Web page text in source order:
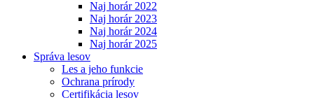
Naj horár 2022
Naj horár 2023
Naj horár 2024
Naj horár 2025
Správa lesov
Les a jeho funkcie
Ochrana prírody
Certifikácia lesov